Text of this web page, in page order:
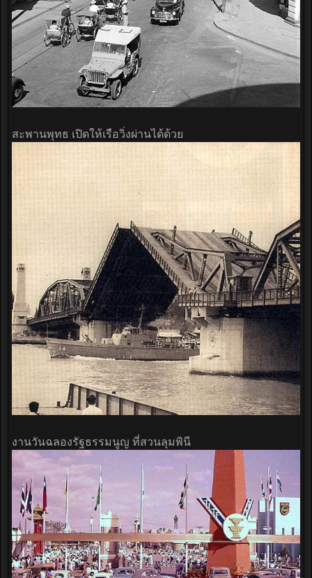
สะพานพุทธ เปิดให้เรือวิ่งผ่านได้ด้วย
งานวันฉลองรัฐธรรมนูญ ที่สวนลุมพินี